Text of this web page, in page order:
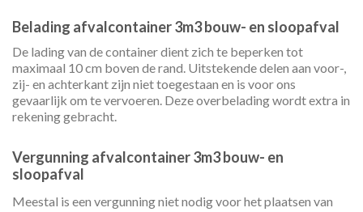
Belading afvalcontainer 3m3 bouw- en sloopafval
De lading van de container dient zich te beperken tot
maximaal 10 cm boven de rand. Uitstekende delen aan voor-,
zij- en achterkant zijn niet toegestaan en is voor ons
gevaarlijk om te vervoeren. Deze overbelading wordt extra in
rekening gebracht.
Vergunning afvalcontainer 3m3 bouw- en
sloopafval
Meestal is een vergunning niet nodig voor het plaatsen van